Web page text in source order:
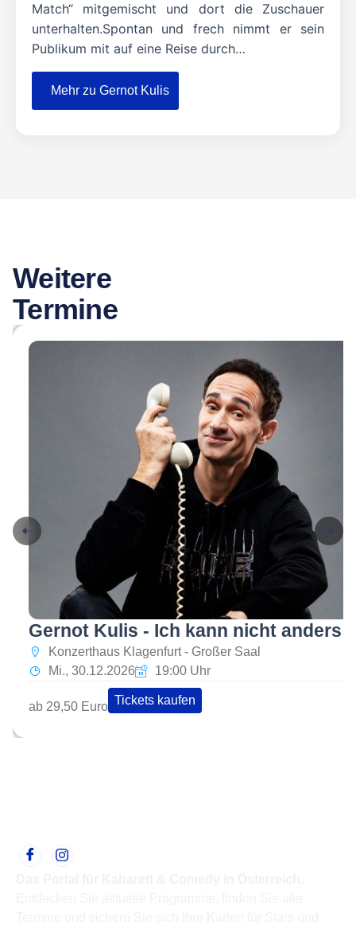
Match“ mitgemischt und dort die Zuschauer
unterhalten.Spontan und frech nimmt er sein
Publikum mit auf eine Reise durch…
Mehr zu Gernot Kulis
Weitere
Termine
Gernot Kulis - Ich kann nicht anders
Konzerthaus Klagenfurt - Großer Saal
Mi., 30.12.2026
19:00 Uhr
ab 29,50 Euro Tickets kaufen